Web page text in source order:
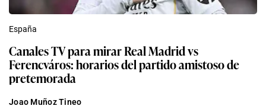
España
Canales TV para mirar Real Madrid vs
Ferencváros: horarios del partido amistoso de
pretemorada
Joao Muñoz Tineo